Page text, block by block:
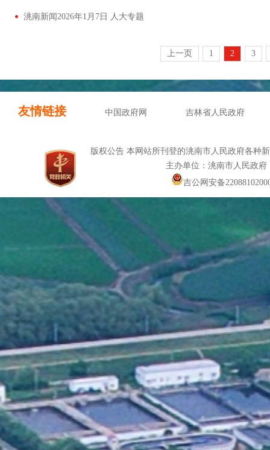
洮南新闻2026年1月7日 人大专题
上一页 1 2 3
友情链接 中国政府网 吉林省人民政府
版权公告 本网站所刊登的洮南市人民政府各种
主办单位：洮南市人民政
吉公网安备